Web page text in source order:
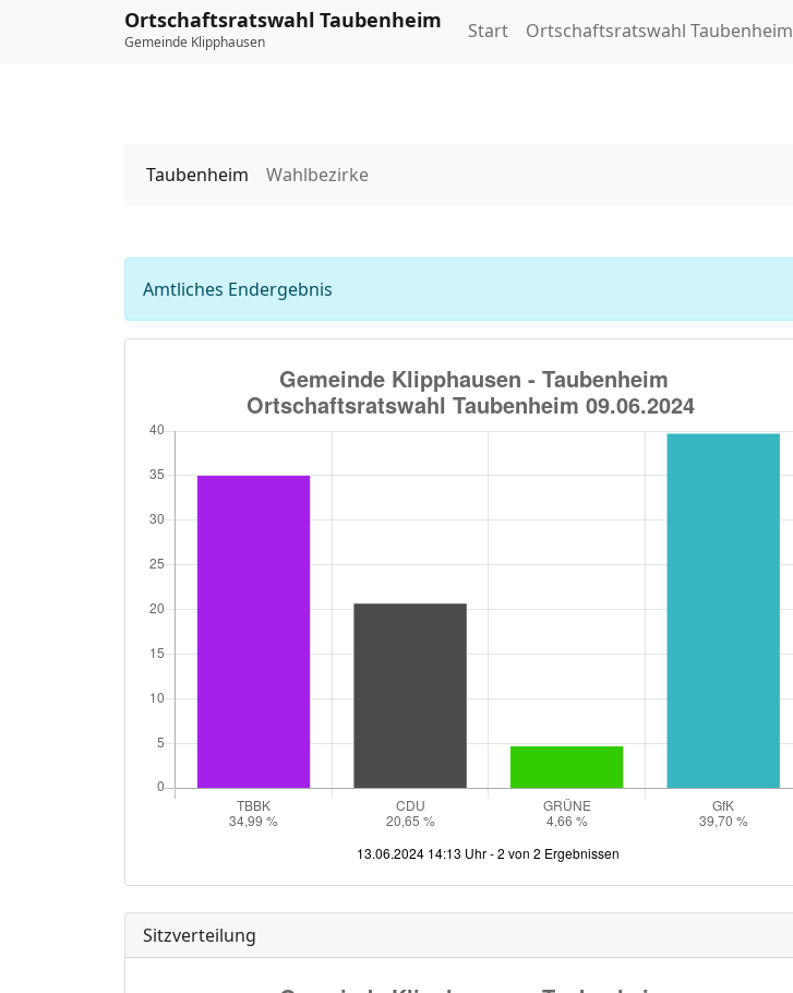
Ortschaftsratswahl Taubenheim
Gemeinde Klipphausen Start Ortschaftsratswahl Taubenheim
Taubenheim Wahlbezirke
Amtliches Endergebnis
Sitzverteilung